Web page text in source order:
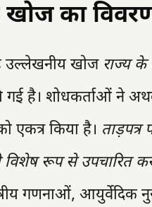
खोज का
उल्लेखनीय खोज राज्य के
है। शोधकर्ताओं ने अथक
एकत्र किया है। ताड़पत्र
विशेष रूप से उपचारित
गणनाओं, आयुर्वेदिक